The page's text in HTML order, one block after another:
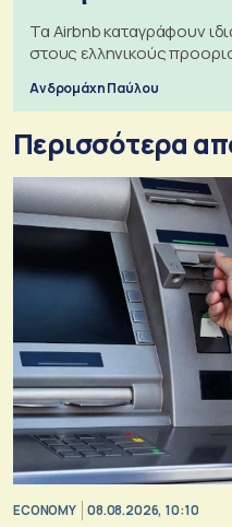
Τα Airbnb καταγράφουν
στους ελληνικούς
Ανδρομάχη Παύλου
Περισσότερα
ECONOMY 08.08.2026, 10:10